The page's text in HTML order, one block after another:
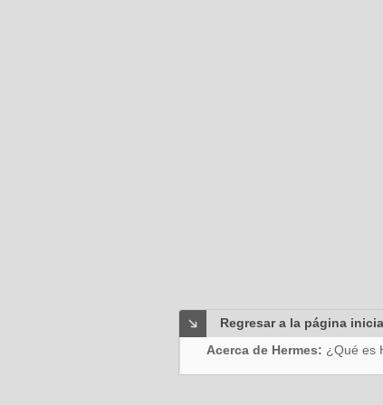
Regresar a la página
Acerca de Hermes: ¿Qué es